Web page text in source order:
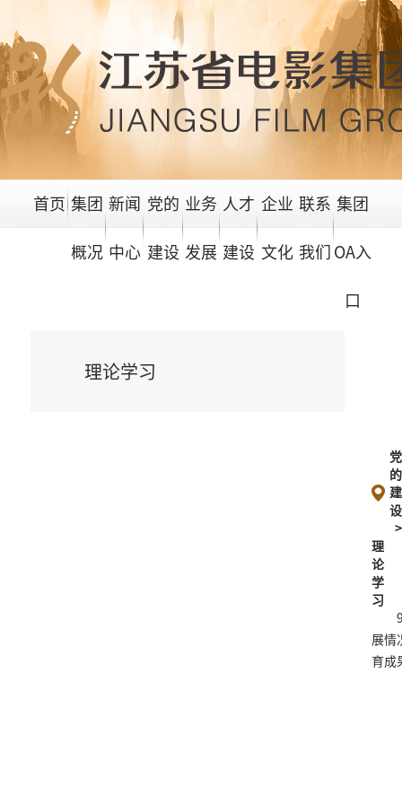
首页 集团
概况
新闻
中心
党的
建设
业务
发展
人才
建设
企业
文化
联系
我们
集团
OA入
口
理论学习
党
的
建
设
>
理
论
学
习
展情
育成